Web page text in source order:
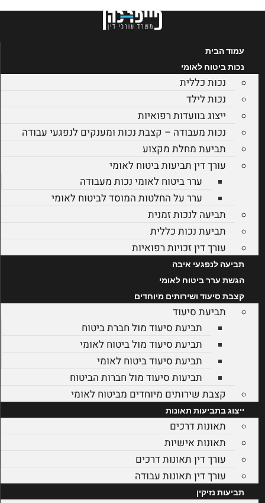
עמוד הבית
נכות ביטוח לאומי
נכות כללית
נכות לילד
ייצוג בוועדות רפואיות
נכות מעבודה – קצבת נכות ומענקים לנפגעי עבודה
תביעת מחלת מקצוע
עורך דין תביעות ביטוח לאומי
ערר ביטוח לאומי נכות מעבודה
ערר על החלטות המוסד לביטוח לאומי
תביעה לנכות זמנית
תביעת נכות כללית
עורך דין זכויות רפואיות
תביעה לנפגעי איבה
הגשת ערר ביטוח לאומי
קצבת סיעוד ושירותים מיוחדים
תביעת סיעוד
תביעת סיעוד מול חברת ביטוח
תביעת סיעוד מול ביטוח לאומי
תביעת סיעוד ביטוח לאומי
תביעות סיעוד מול חברות הביטוח
קצבת שירותים מיוחדים מביטוח לאומי
ייצוג בתביעות תאונות
תאונות דרכים
תאונות אישיות
עורך דין תאונות דרכים
עורך דין תאונות עבודה
תביעות נזיקין